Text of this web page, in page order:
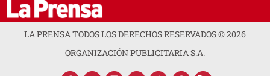
LA PRENSA TODOS LOS DERECHOS RESERVADOS ©2026
ORGANIZACIÓN PUBLICITARIA S.A.